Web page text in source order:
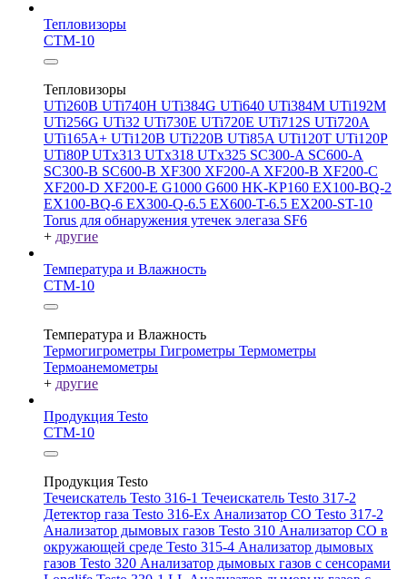
Тепловизоры
СТМ-10
Тепловизоры
UTi260В UTi740H UTi384G UTi640 UTi384M UTi192M
UTi256G UTi32 UTi730E UTi720E UTi712S UTi720A
UTi165A+ UTi120B UTi220B UTi85A UTi120T UTi120P
UTi80PUTx313 UTx318 UTx325 SC300-A SC600-A
SC300-B SC600-B XF300 XF200-A XF200-B XF200-C
XF200-D XF200-E G1000 G600 HK-KP160 EX100-BQ-2
EX100-BQ-6 EX300-Q-6.5 EX600-T-6.5 EX200-ST-10
Torus для обнаружения утечек элегаза SF6
+ другие
Температура и Влажность
СТМ-10
Температура и Влажность
Термогигрометры Гигрометры Термометры
Термоанемометры
+ другие
Продукция Testo
СТМ-10
Продукция Testo
Течеискатель Testo 316-1 Течеискатель Testo 317-2
Детектор газа Testo 316-Ex Анализатор CO Testo 317-2
Анализатор дымовых газов Testo 310 Анализатор CO в
окружающей среде Testo 315-4 Анализатор дымовых
газов Testo 320 Анализатор дымовых газов с сенсорами